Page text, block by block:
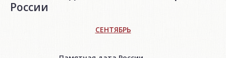
России
СЕНТЯБРЬ